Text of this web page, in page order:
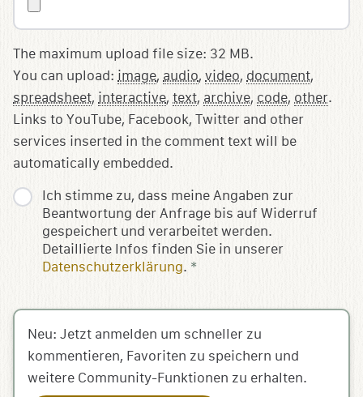
Ich stimme zu, dass meine Angaben zur
Beantwortung der Anfrage bis auf Widerruf
gespeichert und verarbeitet werden.
Detaillierte Infos finden Sie in unserer
Datenschutzerklärung. *
The maximum upload file size: 32 MB.
You can upload: image, audio, video, document,
spreadsheet, interactive, text, archive, code, other.
Links to YouTube, Facebook, Twitter and other
services inserted in the comment text will be
automatically embedded.
Neu: Jetzt anmelden um schneller zu
kommentieren, Favoriten zu speichern und
weitere Community-Funktionen zu erhalten.